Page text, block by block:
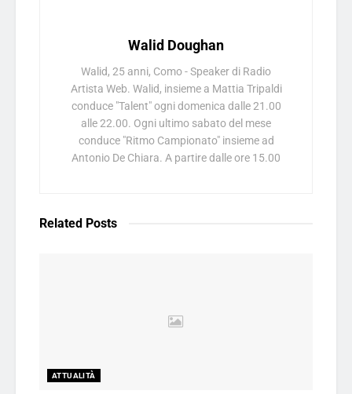
Walid Doughan
Walid, 25 anni, Como - Speaker di Radio
Artista Web. Walid, insieme a Mattia Tripaldi
conduce "Talent" ogni domenica dalle 21.00
alle 22.00. Ogni ultimo sabato del mese
conduce "Ritmo Campionato" insieme ad
Antonio De Chiara. A partire dalle ore 15.00
Related Posts
ATTUALITÀ